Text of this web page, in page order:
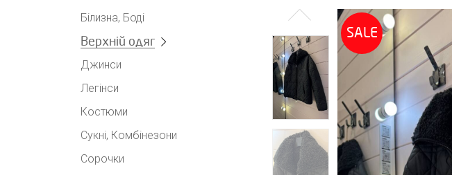
Білизна, Боді
Верхній одяг
Джинси
Легінси
Костюми
Сукні, Комбінезони
Сорочки
SALE